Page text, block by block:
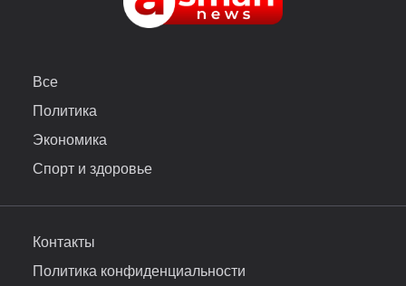
Все
Политика
Экономика
Спорт и здоровье
Контакты
Политика конфиденциальности